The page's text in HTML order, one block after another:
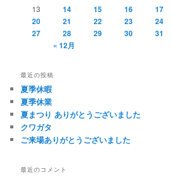
13
14 15 16 17
20 21 22 23 24
27 28 29 30
31
« 12月
最近の投稿
夏季休暇
夏季休業
夏まつり ありがとうございました
クワガタ
ご来場ありがとうございました
最近のコメント